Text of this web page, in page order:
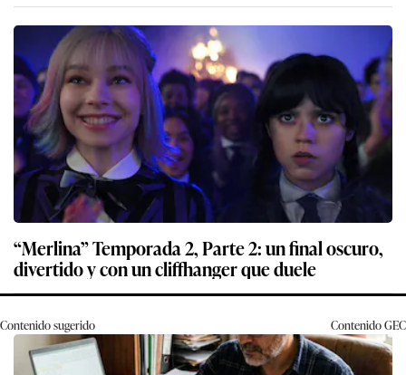
“Merlina” Temporada 2, Parte 2: un final oscuro,
divertido y con un cliffhanger que duele
Contenido sugerido ContenidoGEC